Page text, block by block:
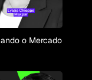
o Mercado